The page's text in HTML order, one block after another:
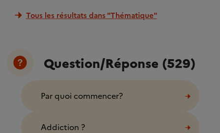
Tous les résultats dans "Thématique"
Question/Réponse (529)
Par quoi commencer?
Addiction ?